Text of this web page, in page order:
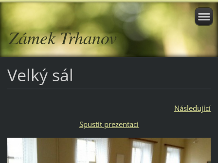
Zámek Trhanov
Velký sál
Následující
Spustit prezentaci